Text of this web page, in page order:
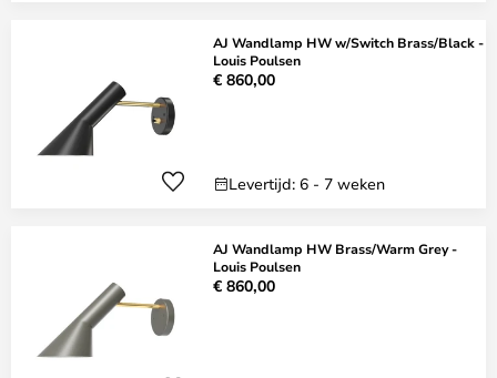
AJ Wandlamp HW w/Switch Brass/Black -
Louis Poulsen
€ 860,00
Levertijd: 6 - 7 weken
AJ Wandlamp HW Brass/Warm Grey -
Louis Poulsen
€ 860,00